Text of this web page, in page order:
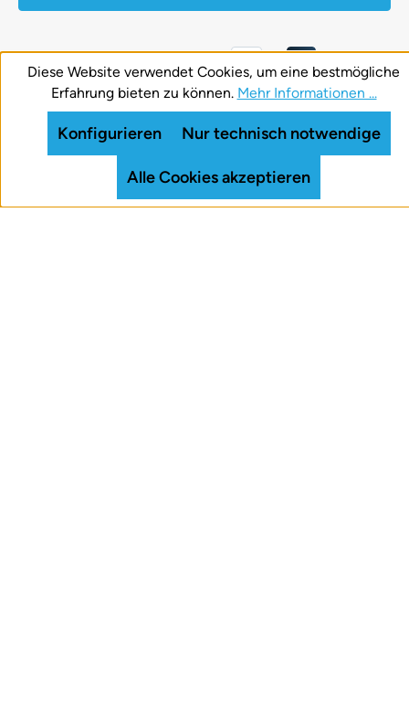
Monitorhalterungen
Multi-Monitorhalterungen
Beamerhalterungen
PC-Halter
Sonderlösungen
Zubehör Über ErgoDesk®
Diese Website verwendet Cookies, um eine bestmögliche
Erfahrung bieten zu können. Mehr Informationen ...
Nur technisch notwendige
Konfigurieren
Alle Cookies akzeptieren